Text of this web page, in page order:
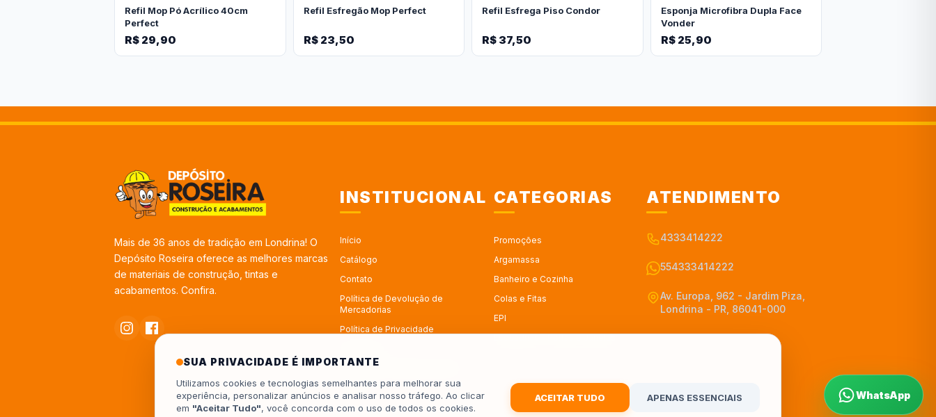
Refil Mop Pó Acrílico 40cm
Perfect
R$ 29,90
Refil Esfregão Mop Perfect
R$ 23,50
Refil Esfrega Piso Condor
R$ 37,50
Esponja Microfibra Dupla Face
Vonder
R$ 25,90
Mais de 36 anos de tradição em Londrina! O
Depósito Roseira oferece as melhores marcas
de materiais de construção, tintas e
acabamentos. Confira.
INSTITUCIONAL
Início
Catálogo
Contato
Política de Devolução de
Mercadorias
Política de Privacidade
Trabalhe no Depósito Roseira
Trocas
CATEGORIAS
Promoções
Argamassa
Banheiro e Cozinha
Colas e Fitas
EPI
Esquadrias - Portas e Janelas
ATENDIMENTO
4333414222
554333414222
Av. Europa, 962 - Jardim Piza,
Londrina - PR, 86041-000
SUA PRIVACIDADE É IMPORTANTE
Utilizamos cookies e tecnologias semelhantes para melhorar sua
experiência, personalizar anúncios e analisar nosso tráfego. Ao clicar
em "Aceitar Tudo", você concorda com o uso de todos os cookies.
ACEITAR TUDO APENAS ESSENCIAIS WhatsApp